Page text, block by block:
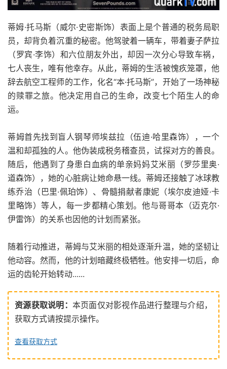
蒂姆·托马斯（威尔·史密斯饰）表面上是个普通的税务局职
员，却背负着沉重的秘密。他驾驶着一辆车，带着妻子萨拉
（罗宾·李饰）和六位朋友外出，却因一次分心导致车祸，
七人丧生，唯有他幸存。从此，蒂姆的生活被愧疚笼罩，他
辞去航空工程师的工作，化名“本·托马斯”，开始了一场神秘
的赎罪之旅。他决定用自己的生命，改变七个陌生人的命
运。
蒂姆首先找到盲人钢琴师埃兹拉（伍迪·哈里森饰），一个
温和却孤独的人。他伪装成税务稽查员，试探对方的善良。
随后，他遇到了身患白血病的单亲妈妈艾米丽（罗莎里奥·
道森饰），她的心脏病让她命悬一线。蒂姆还接触了冰球教
练乔治（巴里·佩珀饰）、骨髓捐献者康妮（埃尔皮迪娅·卡
里略饰）等人，每一步都精心策划。他与哥哥本（迈克尔·
伊雷饰）的关系也因他的计划而紧张。
随着行动推进，蒂姆与艾米丽的相处逐渐升温，她的坚韧让
他动容。然而，他的计划暗藏终极牺牲。他安排一切后，命
运的齿轮开始转动......
资源获取说明： 本页面仅对影视作品进行整理与介绍，
获取方式请按提示操作。
查看获取方式